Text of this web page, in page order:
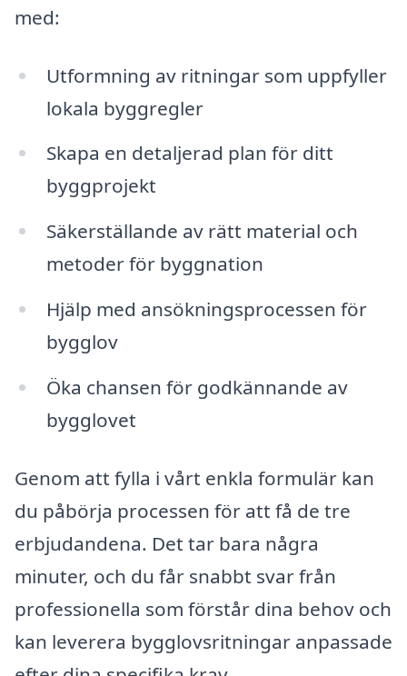
med:
Utformning av ritningar som uppfyller
lokala byggregler
Skapa en detaljerad plan för ditt
byggprojekt
Säkerställande av rätt material och
metoder för byggnation
Hjälp med ansökningsprocessen för
bygglov
Öka chansen för godkännande av
bygglovet
Genom att fylla i vårt enkla formulär kan
du påbörja processen för att få de tre
erbjudandena. Det tar bara några
minuter, och du får snabbt svar från
professionella som förstår dina behov och
kan leverera bygglovsritningar anpassade